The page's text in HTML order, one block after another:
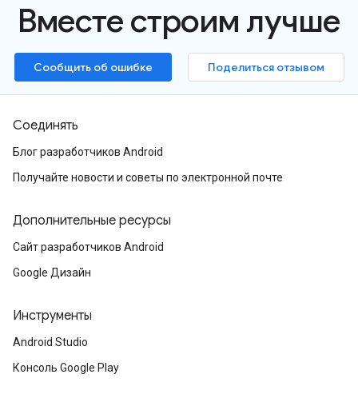
Вместе строим лучше
Сообщить об ошибке Поделиться отзывом
Соединять
Блог разработчиков Android
Получайте новости и советы по электронной почте
Дополнительные ресурсы
Сайт разработчиков Android
Google Дизайн
Инструменты
Android Studio
Консоль Google Play